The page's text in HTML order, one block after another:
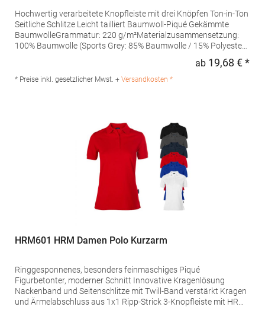
Hochwertig verarbeitete Knopfleiste mit drei Knöpfen Ton-in-Ton
Seitliche Schlitze Leicht tailliert Baumwoll-Piqué Gekämmte
BaumwolleGrammatur: 220 g/m²Materialzusammensetzung:
100% Baumwolle (Sports Grey: 85% Baumwolle / 15% Polyester),
Produktsicherheit: Herst.-Nr.: 4005FHersteller: Promodoro
Fashion GmbH Am Gatherhof 57 40472 Düsseldorf Deutschland
ab 19,68 € *
* Preise inkl. gesetzlicher Mwst. + Versandkosten *
HRM601 HRM Damen Polo Kurzarm
Ringgesponnenes, besonders feinmaschiges Piqué
Figurbetonter, moderner Schnitt Innovative Kragenlösung
Nackenband und Seitenschlitze mit Twill-Band verstärkt Kragen
und Ärmelabschluss aus 1x1 Ripp-Strick 3-Knopfleiste mit HRM-